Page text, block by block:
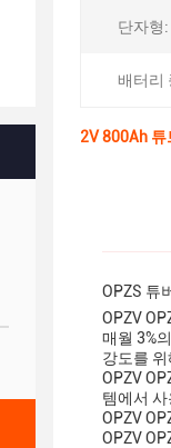
단자형:
배터리
2V 800Ah 튜
OPZS 튜
OPZV
매월 3%
강도를
OPZV
템에서
OPZV
OPZV